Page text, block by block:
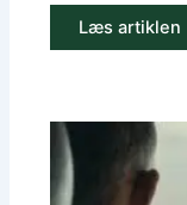
Læs artiklen